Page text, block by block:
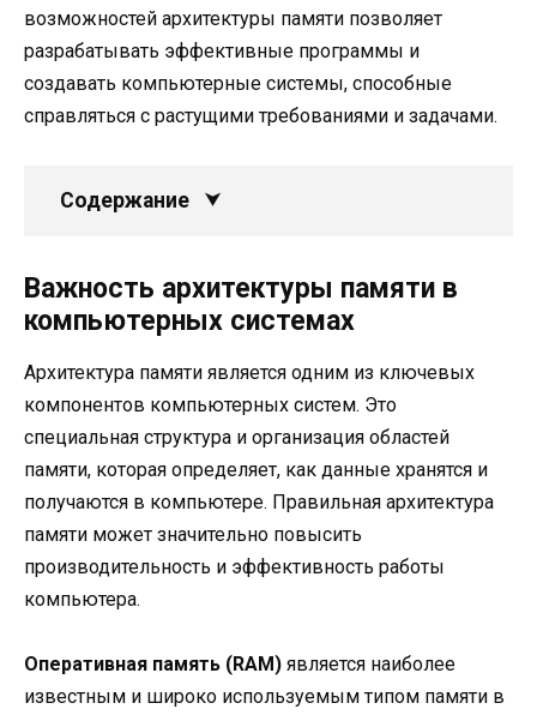
возможностей архитектуры памяти позволяет
разрабатывать эффективные программы и
создавать компьютерные системы, способные
справляться с растущими требованиями и задачами.
Содержание
Важность архитектуры памяти в
компьютерных системах
Архитектура памяти является одним из ключевых
компонентов компьютерных систем. Это
специальная структура и организация областей
памяти, которая определяет, как данные хранятся и
получаются в компьютере. Правильная архитектура
памяти может значительно повысить
производительность и эффективность работы
компьютера.
Оперативная память (RAM) является наиболее
известным и широко используемым типом памяти в